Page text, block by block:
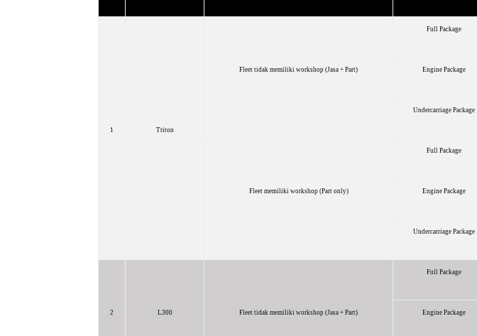
1 Triton
Fleet tidak memiliki workshop (Jasa + Part)
Full Package
Engine Package
Undercarriage Package
Fleet memiliki workshop (Part only)
Full Package
Engine Package
Undercarriage Package
2 L300 Fleet tidak memiliki workshop (Jasa + Part)
Full Package
Engine Package